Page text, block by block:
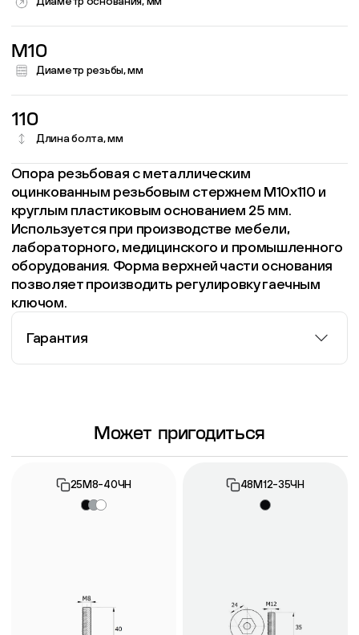
M10
Диаметр резьбы, мм
110
Длина болта, мм
Опора резьбовая с металлическим
оцинкованным резьбовым стержнем М10х110 и
круглым пластиковым основанием 25 мм.
Используется при производстве мебели,
лабораторного, медицинского и промышленного
оборудования. Форма верхней части основания
позволяет производить регулировку гаечным
ключом.
Гарантия
Информация о гарантии
Может пригодиться
25М8-40ЧН 48М12-35ЧН